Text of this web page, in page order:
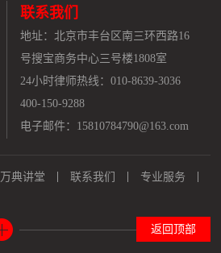
联系我们
地址： 北京市丰台区南三环西路16
号搜宝商务中心三号楼1808室
24小时律师热线：010-8639-3036
400-150-9288
电子邮件：15810784790@163.com
万典讲堂 联系我们
专业服务
返回顶部